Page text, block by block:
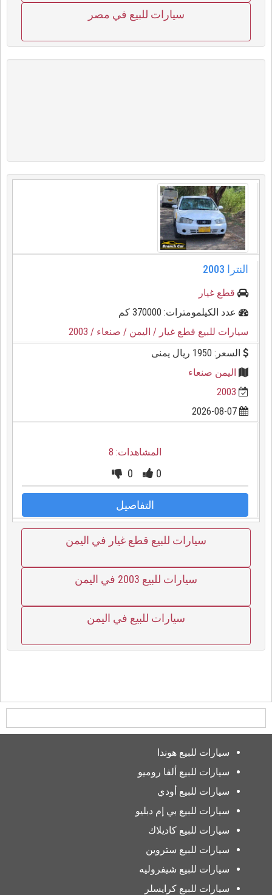
سيارات للبيع في مصر
النترا ⁦⁦2003⁩⁩
قطع غيار
عدد الكيلمومترات: 370000 كم
سيارات للبيع قطع غيار / اليمن / صنعاء / 2003
السعر: 1950 ريال يمنى
اليمن صنعاء
2003
المشاهدات: 8
0
0
التفاصيل
سيارات للبيع قطع غيار في اليمن
سيارات للبيع 2003 في اليمن
سيارات للبيع في اليمن
سيارات للبيع هوندا
سيارات للبيع ألفا روميو
سيارات للبيع أودي
سيارات للبيع بي إم دبليو
سيارات للبيع كاديلاك
سيارات للبيع ستروين
سيارات للبيع شيفروليه
سيارات للبيع كرايسلر